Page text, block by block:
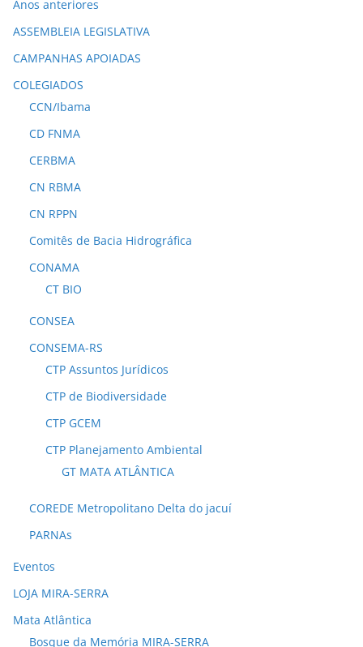
Anos anteriores
ASSEMBLEIA LEGISLATIVA
CAMPANHAS APOIADAS
COLEGIADOS
CCN/Ibama
CD FNMA
CERBMA
CN RBMA
CN RPPN
Comitês de Bacia Hidrográfica
CONAMA
CT BIO
CONSEA
CONSEMA-RS
CTP Assuntos Jurídicos
CTP de Biodiversidade
CTP GCEM
CTP Planejamento Ambiental
GT MATA ATLÂNTICA
COREDE Metropolitano Delta do jacuí
PARNAs
Eventos
LOJA MIRA-SERRA
Mata Atlântica
Bosque da Memória MIRA-SERRA